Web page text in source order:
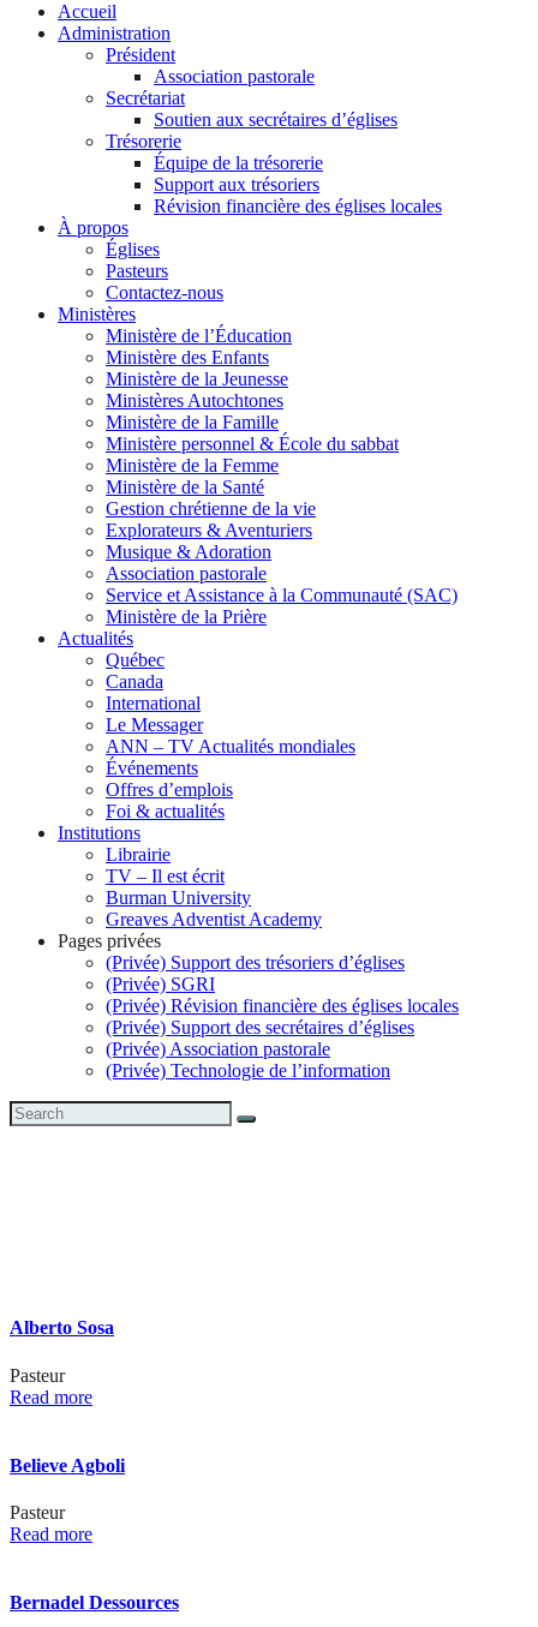
Accueil
Administration
Président
Association pastorale
Secrétariat
Soutien aux secrétaires d’églises
Trésorerie
Équipe de la trésorerie
Support aux trésoriers
Révision financière des églises locales
À propos
Églises
Pasteurs
Contactez-nous
Ministères
Ministère de l’Éducation
Ministère des Enfants
Ministère de la Jeunesse
Ministères Autochtones
Ministère de la Famille
Ministère personnel & École du sabbat
Ministère de la Femme
Ministère de la Santé
Gestion chrétienne de la vie
Explorateurs & Aventuriers
Musique & Adoration
Association pastorale
Service et Assistance à la Communauté (SAC)
Ministère de la Prière
Actualités
Québec
Canada
International
Le Messager
ANN – TV Actualités mondiales
Événements
Offres d’emplois
Foi & actualités
Institutions
Librairie
TV – Il est écrit
Burman University
Greaves Adventist Academy
Pages privées
(Privée) Support des trésoriers d’églises
(Privée) SGRI
(Privée) Révision financière des églises locales
(Privée) Support des secrétaires d’églises
(Privée) Association pastorale
(Privée) Technologie de l’information
Alberto Sosa
Pasteur
Read more
Believe Agboli
Pasteur
Read more
Bernadel Dessources